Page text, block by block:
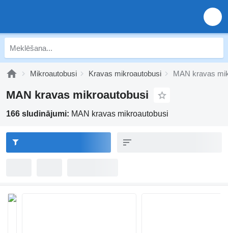
Mikroautobusi Kravas mikroautobusi MAN kravas
MAN kravas mikroautobusi
166 sludinājumi: MAN kravas mikroautobusi